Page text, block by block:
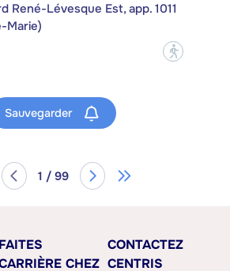
René-Lévesque Est, app. 1011
Marie)
?
Sauvegarder
1 / 99
FAITES
CHEZ
CONTACTEZ
CENTRIS